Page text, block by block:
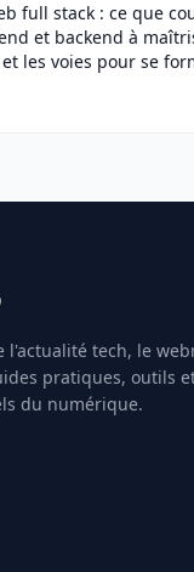
full stack : ce que
et backend à
les voies pour se
l'actualité tech, le
pratiques, outils
du numérique.